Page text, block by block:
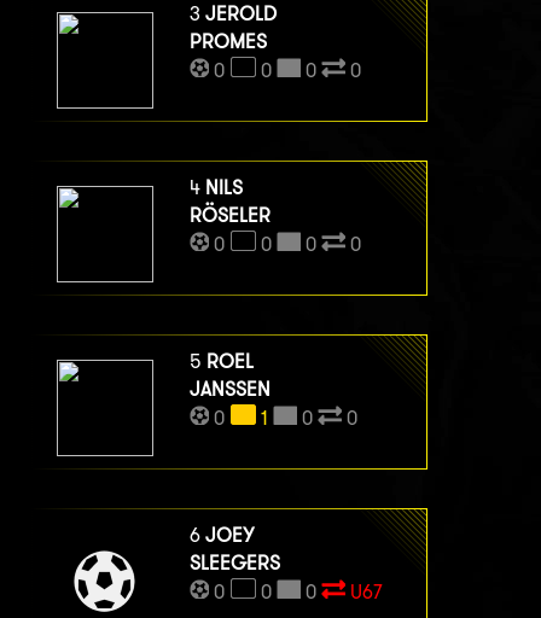
3 JEROLD
PROMES
0
0 0 0
4 NILS
RÖSELER
0
0 0 0
5 ROEL
JANSSEN
0
1 0 0
6 JOEY
SLEEGERS
0
0 0 U67